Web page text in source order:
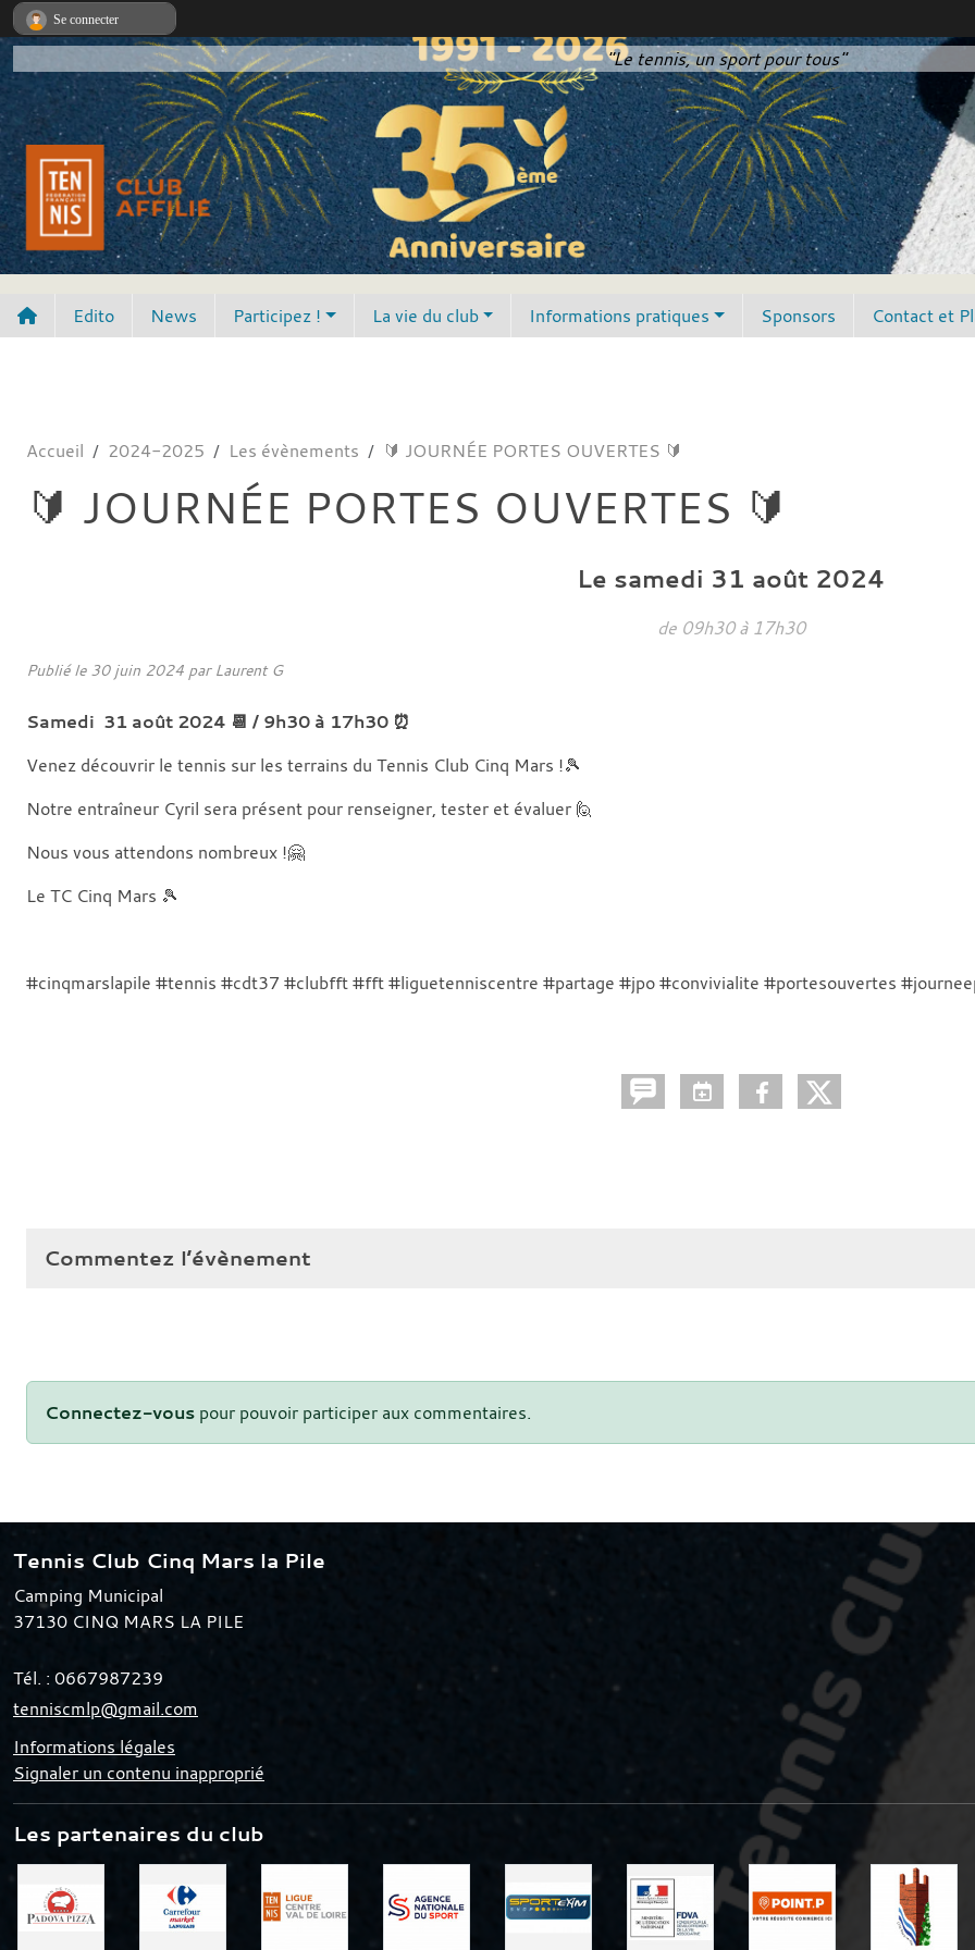
"Le tennis, un sport pour tous"
Edito News Participez ! La vie du club Informations pratiques Sponsors Contact et
Accueil 2024-2025 Les évènements 🔰 JOURNÉE PORTES OUVERTES 🔰
🔰 JOURNÉE PORTES OUVERTES 🔰
Le samedi 31 août 2024
de 09h30 à 17h30
Publié le 30 juin 2024 par Laurent G
Samedi 31 août 2024 📆 / 9h30 à 17h30 ⏰
Venez découvrir le tennis sur les terrains du Tennis Club Cinq Mars !🎾
Notre entraîneur Cyril sera présent pour renseigner, tester et évaluer 🙋
Nous vous attendons nombreux !🤗
Le TC Cinq Mars 🎾
#cinqmarslapile #tennis #cdt37 #clubfft #fft #liguetenniscentre #partage #jpo #convivialite #portesouvertes
Commentez l’évènement
Connectez-vous pour pouvoir participer aux commentaires.
Tennis Club Cinq Mars la Pile
Camping Municipal
37130 CINQ MARS LA PILE
Tél. : 0667987239
tenniscmlp@gmail.com
Informations légales
Signaler un contenu inapproprié
Les partenaires du club
Se connecter
Panneau de gestion des cookies